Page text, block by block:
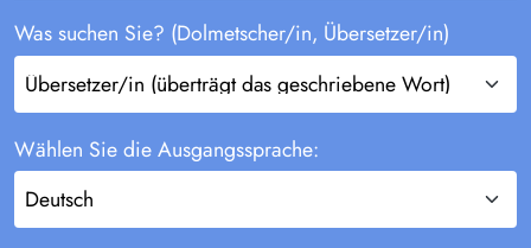
Was suchen Sie? (Dolmetscher/in, Übersetzer/in)
Wählen Sie die Ausgangssprache: